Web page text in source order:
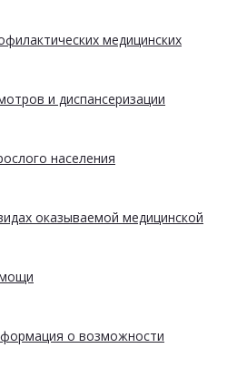
медицинских
и диспансеризации
населения
оказываемой медицинской
о возможности